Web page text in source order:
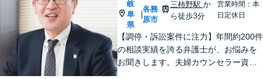
岐
阜
県
各務
原市
三柿野駅か
ら徒歩3分
営業時間：本
日定休日
【調停・訴訟案件に注力】年間約200件
の相談実績を誇る弁護士が、お悩みを
お聞きします。夫婦カウンセラー資格